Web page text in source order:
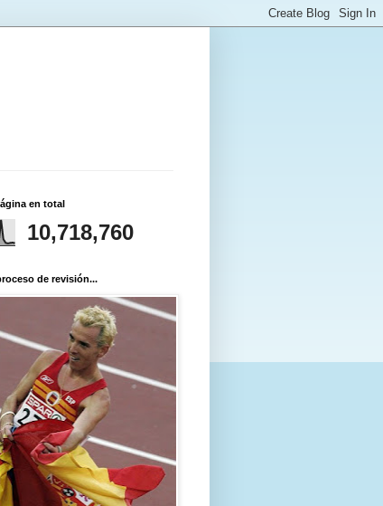
en total
10,718,760
de revisión...